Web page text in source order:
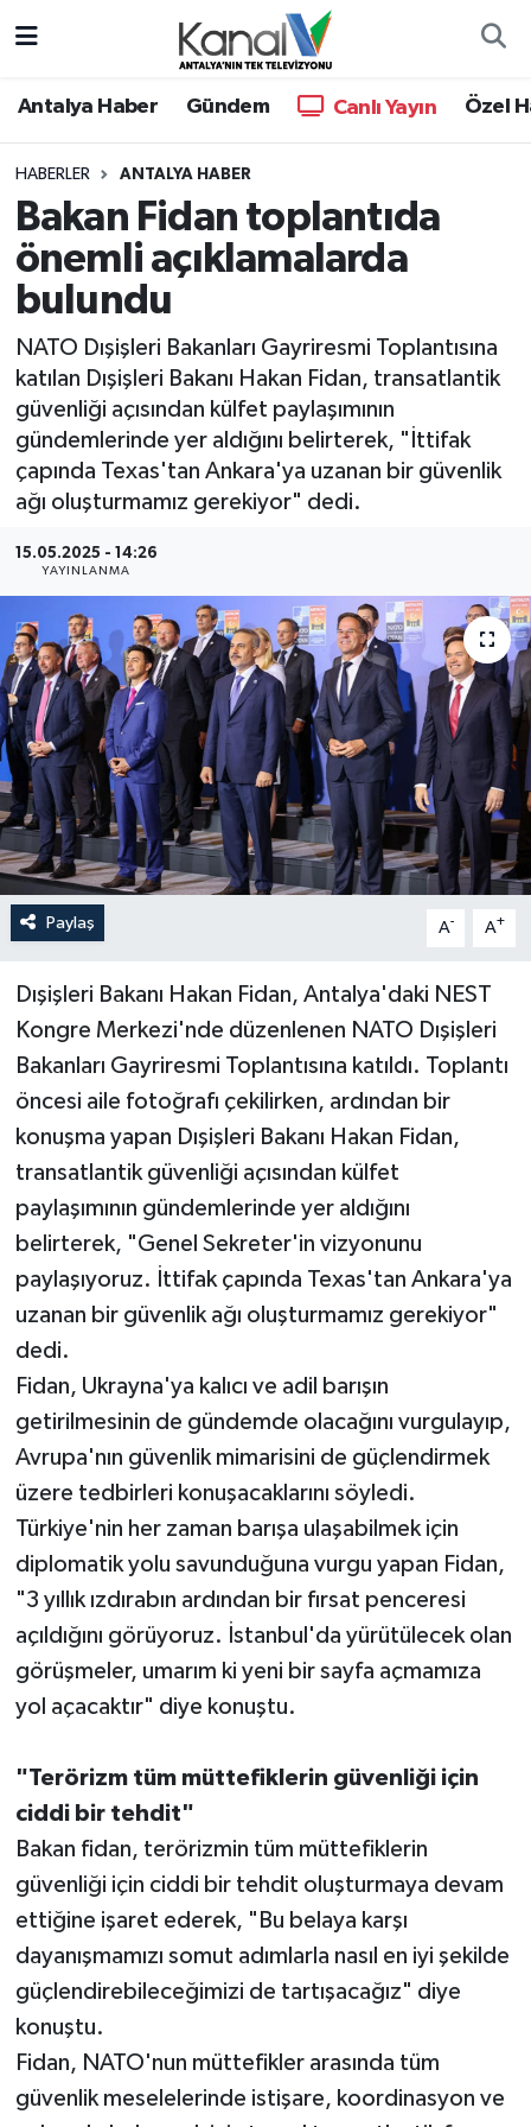
Antalya Haber Gündem Canlı Yayın Özel
HABERLER ANTALYA HABER
Bakan Fidan toplantıda
önemli açıklamalarda
bulundu
NATO Dışişleri Bakanları Gayriresmi Toplantısına
katılan Dışişleri Bakanı Hakan Fidan, transatlantik
güvenliği açısından külfet paylaşımının
gündemlerinde yer aldığını belirterek, "İttifak
çapında Texas'tan Ankara'ya uzanan bir güvenlik
ağı oluşturmamız gerekiyor" dedi.
15.05.2025 - 14:26
YAYINLANMA
Paylaş A- A+
Dışişleri Bakanı Hakan Fidan, Antalya'daki NEST
Kongre Merkezi'nde düzenlenen NATO Dışişleri
Bakanları Gayriresmi Toplantısına katıldı. Toplantı
öncesi aile fotoğrafı çekilirken, ardından bir
konuşma yapan Dışişleri Bakanı Hakan Fidan,
transatlantik güvenliği açısından külfet
paylaşımının gündemlerinde yer aldığını
belirterek, "Genel Sekreter'in vizyonunu
paylaşıyoruz. İttifak çapında Texas'tan Ankara'ya
uzanan bir güvenlik ağı oluşturmamız gerekiyor"
dedi.
Fidan, Ukrayna'ya kalıcı ve adil barışın
getirilmesinin de gündemde olacağını vurgulayıp,
Avrupa'nın güvenlik mimarisini de güçlendirmek
üzere tedbirleri konuşacaklarını söyledi.
Türkiye'nin her zaman barışa ulaşabilmek için
diplomatik yolu savunduğuna vurgu yapan Fidan,
"3 yıllık ızdırabın ardından bir fırsat penceresi
açıldığını görüyoruz. İstanbul'da yürütülecek olan
görüşmeler, umarım ki yeni bir sayfa açmamıza
yol açacaktır" diye konuştu.
"Terörizm tüm müttefiklerin güvenliği için
ciddi bir tehdit"
Bakan fidan, terörizmin tüm müttefiklerin
güvenliği için ciddi bir tehdit oluşturmaya devam
ettiğine işaret ederek, "Bu belaya karşı
dayanışmamızı somut adımlarla nasıl en iyi şekilde
güçlendirebileceğimizi de tartışacağız" diye
konuştu.
Fidan, NATO'nun müttefikler arasında tüm
güvenlik meselelerinde istişare, koordinasyon ve
Antalya Haber
Dünya
Eğitim
Gündem
Günün Manşetleri
Haber Kuşakları
Haberler
KANALV Spor
Kültür Sanat
Magazin
Öğle Bülteni
Sağlık
Siyaset
Sosyal medya
Spor
Televizyon
Turizm
Hava Durumu
Trafik Durumu
Süper Lig Puan Durumu ve Fikstür
Son Dakika Haberleri
Haber Arşivi